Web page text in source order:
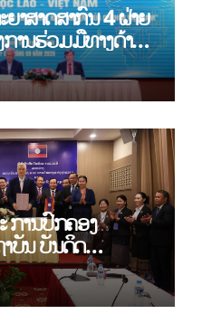
າສາດສາກົນ 4 ຝ່າຍ
ານຮ່ວມມືທາງດ້ານ
ວ-ຫວຽດນາມ ແນໃສ່
ປັນເຈົ້າຕົນເອງຢ່າງ
ການປົກຄອງ
ບັນ ບັນດິດ
ນາມ ເຊັນບົດບັນທຶກ
ຍາສາດ (2026-